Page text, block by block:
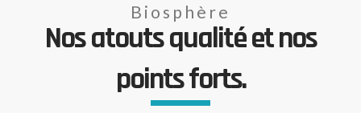
Biosphère
Nos atouts qualité et nos
points forts.